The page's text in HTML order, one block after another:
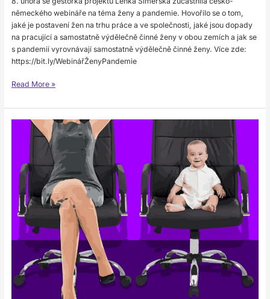
německého webináře na téma ženy a pandemie. Hovořilo se o tom,
jaké je postavení žen na trhu práce a ve společnosti, jaké jsou dopady
na pracující a samostatně výdělečně činné ženy v obou zemích a jak se
s pandemií vyrovnávají samostatně výdělečně činné ženy. Více zde:
https://bit.ly/WebinářŽenyPandemie
Read More »
PŘEDNÁŠKA
S NÁZVEM
EQUAL
PAY
FOR
WOMEN
AND
HOW
ACHIEVE